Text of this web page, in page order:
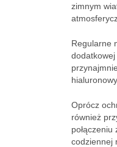
zimnym
Regularne
Oprócz
również
codziennej